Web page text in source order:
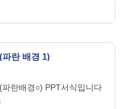
란 배경 1)
란배경○) PPT서식입니다